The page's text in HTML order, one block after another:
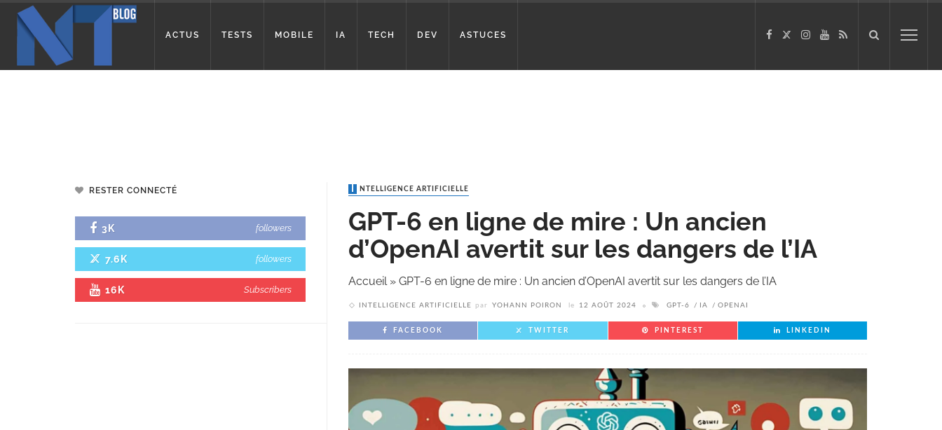
ACTUS TESTS MOBILE IA TECH DEV ASTUCES
INTELLIGENCE ARTIFICIELLE
GPT-6 en ligne de mire : Un ancien
d’OpenAI avertit sur les dangers de l’IA
Accueil» GPT-6 en ligne de mire : Un ancien d’OpenAI avertit sur les dangers de l’IA
INTELLIGENCE ARTIFICIELLE par YOHANN POIRON le 12 AOÛT 2024 GPT-6 IA OPENAI
FACEBOOK TWITTER PINTEREST LINKEDIN
RESTER CONNECTÉ
3K followers
7.6K followers
16K Subscribers